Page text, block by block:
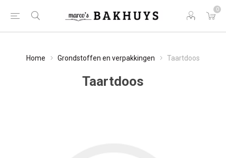
0
Home Grondstoffen en verpakkingen Taartdoos
Taartdoos